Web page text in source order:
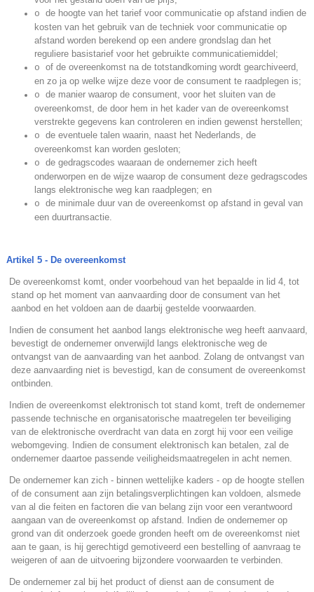
o de hoogte van het tarief voor communicatie op afstand indien de
kosten van het gebruik van de techniek voor communicatie op
afstand worden berekend op een andere grondslag dan het
reguliere basistarief voor het gebruikte communicatiemiddel;
o of de overeenkomst na de totstandkoming wordt gearchiveerd,
en zo ja op welke wijze deze voor de consument te raadplegen is;
o de manier waarop de consument, voor het sluiten van de
overeenkomst, de door hem in het kader van de overeenkomst
verstrekte gegevens kan controleren en indien gewenst herstellen;
o de eventuele talen waarin, naast het Nederlands, de
overeenkomst kan worden gesloten;
o de gedragscodes waaraan de ondernemer zich heeft
onderworpen en de wijze waarop de consument deze gedragscodes
langs elektronische weg kan raadplegen; en
o de minimale duur van de overeenkomst op afstand in geval van
een duurtransactie.
Artikel 5 - De overeenkomst
De overeenkomst komt, onder voorbehoud van het bepaalde in lid 4, tot
stand op het moment van aanvaarding door de consument van het
aanbod en het voldoen aan de daarbij gestelde voorwaarden.
Indien de consument het aanbod langs elektronische weg heeft aanvaard,
bevestigt de ondernemer onverwijld langs elektronische weg de
ontvangst van de aanvaarding van het aanbod. Zolang de ontvangst van
deze aanvaarding niet is bevestigd, kan de consument de overeenkomst
ontbinden.
Indien de overeenkomst elektronisch tot stand komt, treft de ondernemer
passende technische en organisatorische maatregelen ter beveiliging
van de elektronische overdracht van data en zorgt hij voor een veilige
webomgeving. Indien de consument elektronisch kan betalen, zal de
ondernemer daartoe passende veiligheidsmaatregelen in acht nemen.
De ondernemer kan zich - binnen wettelijke kaders - op de hoogte stellen
of de consument aan zijn betalingsverplichtingen kan voldoen, alsmede
van al die feiten en factoren die van belang zijn voor een verantwoord
aangaan van de overeenkomst op afstand. Indien de ondernemer op
grond van dit onderzoek goede gronden heeft om de overeenkomst niet
aan te gaan, is hij gerechtigd gemotiveerd een bestelling of aanvraag te
weigeren of aan de uitvoering bijzondere voorwaarden te verbinden.
De ondernemer zal bij het product of dienst aan de consument de